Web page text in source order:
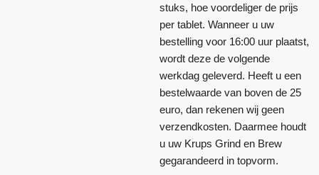
stuks, hoe voordeliger de prijs
per tablet. Wanneer u uw
bestelling voor 16:00 uur plaatst,
wordt deze de volgende
werkdag geleverd. Heeft u een
bestelwaarde van boven de 25
euro, dan rekenen wij geen
verzendkosten. Daarmee houdt
u uw Krups Grind en Brew
gegarandeerd in topvorm.